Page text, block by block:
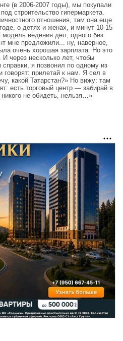
(в 2006-2007 годы), мы покупали
строительство гипермаркета.
отношения, там она еще
о детях и женах, и минут 10-15
ведения дел, одного без
мне предложили... ну, наверное,
очень хорошая зарплата. Но это
через несколько лет, чтобы
я позвонил по одному из
говорят: прилетай к нам. Я сел в
какой Татарстан?» Но вижу: там
есть торговый центр — забирай в
не обидеть, нельзя…»